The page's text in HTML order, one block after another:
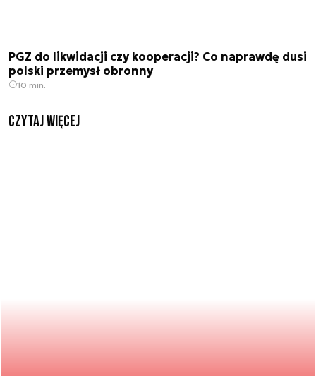
PGZ do likwidacji czy kooperacji? Co naprawdę dusi
polski przemysł obronny
10 min.
czytaj więcej